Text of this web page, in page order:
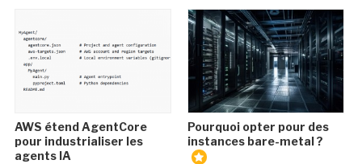
AWS étend AgentCore
pour industrialiser les
agents IA
Pourquoi opter pour des
instances bare-metal ?